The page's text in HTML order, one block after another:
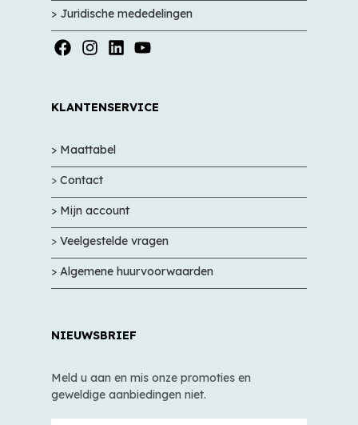
> Juridische mededelingen
KLANTENSERVICE
> Maattabel
> Contact
> Mijn account
> Veelgestelde vragen
> Algemene huurvoorwaarden
NIEUWSBRIEF
Meld u aan en mis onze promoties en
geweldige aanbiedingen niet.